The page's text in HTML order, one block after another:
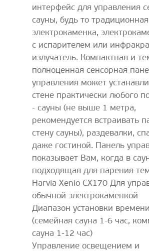
интерфейс для управления
сауны, будь то традиционная
электрокаменка,
с испарителем или
излучатель. Компактная и
полноценная сенсорная
управления может
стене практически любого
- сауны (не выше 1 метра,
рекомендуется встраивать
стену сауны), раздевалки,
даже гостиной. Панель
показывает Вам, когда в
подходящая для парения
Harvia Xenio CX170 Для
обычной электрокаменкой
Диапазон установки
(семейная сауна 1-6 час,
сауна 1-12 час)
Управление освещением и